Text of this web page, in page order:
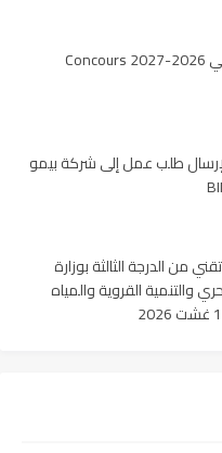
مباراة التعليم الأولي 2026-2027 Concours
طلب عمل إلى شركة بيمو
مباراة توظيف 70 تقني من الدرجة الثالثة بوزارة
والتنمية القروية والمياه